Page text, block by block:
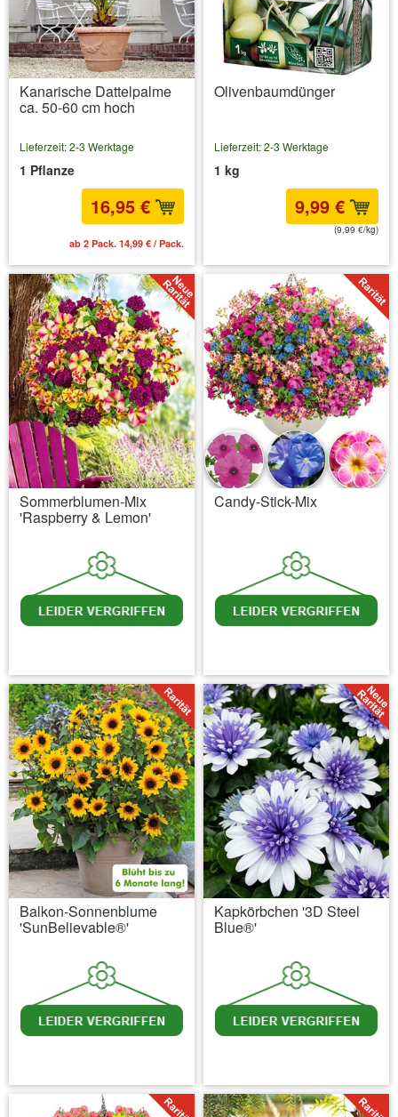
Kanarische Dattelpalme
ca. 50-60 cm hoch
Lieferzeit: 2-3 Werktage
1 Pflanze
16,95 €
ab 2 Pack. 14,99 € / Pack.
Olivenbaumdünger
Lieferzeit: 2-3 Werktage
1 kg
9,99 €
(9,99 €/kg)
Sommerblumen-Mix
'Raspberry & Lemon'
Candy-Stick-Mix
Balkon-Sonnenblume
'SunBelievable®'
Kapkörbchen '3D Steel
Blue®'